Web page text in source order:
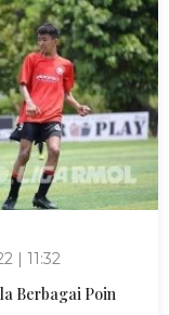
| 11:32
Berbagai Poin